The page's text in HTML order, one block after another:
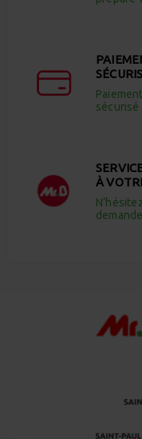
À
demande